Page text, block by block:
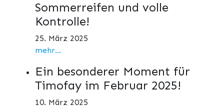
Sommerreifen und volle
Kontrolle!
25. März 2025
mehr...
Ein besonderer Moment für
Timofay im Februar 2025!
10. März 2025